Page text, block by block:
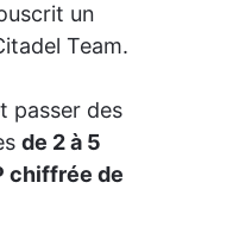
un
Team.
passer des
de 2 à 5
chiffrée de